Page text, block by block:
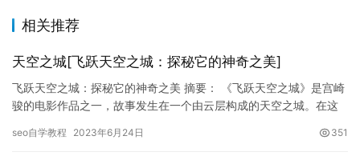
相关推荐
天空之城[飞跃天空之城：探秘它的神奇之美]
飞跃天空之城：探秘它的神奇之美 摘要： 《飞跃天空之城》是宫崎
骏的电影作品之一，故事发生在一个由云层构成的天空之城。在这
这…
seo自学教程 2023年6月24日 351